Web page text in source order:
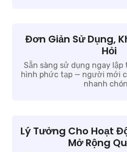
Đơn Giản Sử Dụng,
Hỏi
Sẵn sàng sử dụng ngay
hình phức tạp — người mới
nhanh
Lý Tưởng Cho Hoạt
Mở Rộng